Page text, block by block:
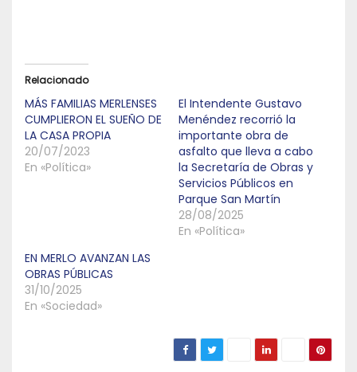
Relacionado
MÁS FAMILIAS MERLENSES
CUMPLIERON EL SUEÑO DE
LA CASA PROPIA
20/07/2023
En «Política»
El Intendente Gustavo
Menéndez recorrió la
importante obra de
asfalto que lleva a cabo
la Secretaría de Obras y
Servicios Públicos en
Parque San Martín
28/08/2025
En «Política»
EN MERLO AVANZAN LAS
OBRAS PÚBLICAS
31/10/2025
En «Sociedad»